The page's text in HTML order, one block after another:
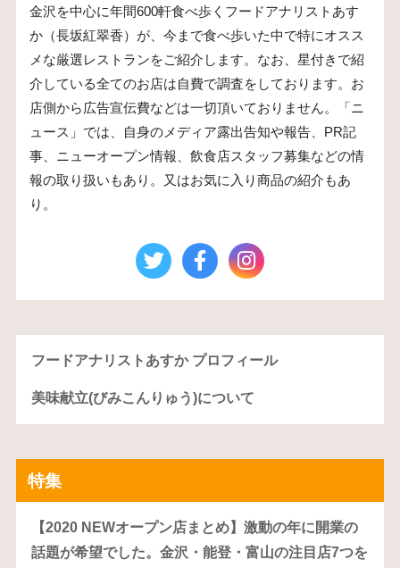
金沢を中心に年間600軒食べ歩くフードアナリストあす
か（長坂紅翠香）が、今まで食べ歩いた中で特にオスス
メな厳選レストランをご紹介します。なお、星付きで紹
介している全てのお店は自費で調査をしております。お
店側から広告宣伝費などは一切頂いておりません。「ニ
ュース」では、自身のメディア露出告知や報告、PR記
事、ニューオープン情報、飲食店スタッフ募集などの情
報の取り扱いもあり。又はお気に入り商品の紹介もあ
り。
フードアナリストあすか プロフィール
美味献立(びみこんりゅう)について
特集
【2020 NEWオープン店まとめ】激動の年に開業の
話題が希望でした。金沢・能登・富山の注目店7つを